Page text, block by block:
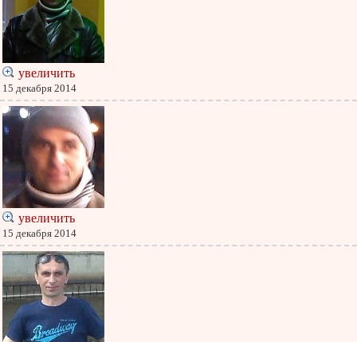
увеличить
15 декабря 2014
увеличить
15 декабря 2014